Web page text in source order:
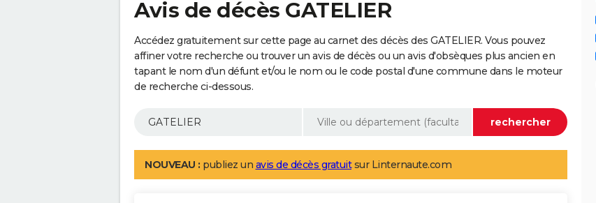
Avis de décès GATELIER
Accédez gratuitement sur cette page au carnet des décès des GATELIER. Vous pouvez
affiner votre recherche ou trouver un avis de décès ou un avis d'obsèques plus ancien en
tapant le nom d'un défunt et/ou le nom ou le code postal d'une commune dans le moteur
de recherche ci-dessous.
NOUVEAU : publiez un avis de décès gratuitsur Linternaute.com